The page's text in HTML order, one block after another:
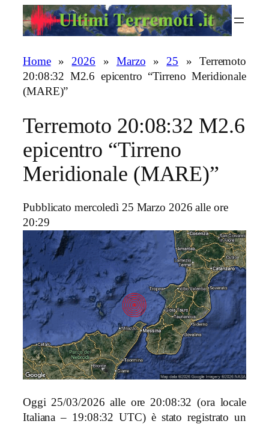
Home»2026 » Marzo »25 » Terremoto
20:08:32 M2.6 epicentro “Tirreno Meridionale
(MARE)”
Terremoto 20:08:32 M2.6
epicentro “Tirreno
Meridionale (MARE)”
Pubblicato mercoledì 25 Marzo 2026 alle ore
20:29
Oggi 25/03/2026 alle ore 20:08:32 (ora locale
Italiana – 19:08:32 UTC) è stato registrato un